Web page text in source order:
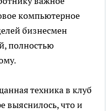
компьютерное
бизнесмен
полностью
техника в клуб
выяснилось, что и